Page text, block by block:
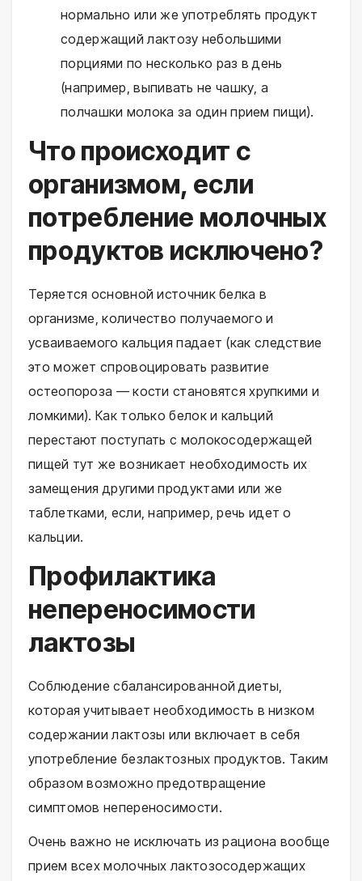
нормально или же употреблять продукт
содержащий лактозу небольшими
порциями по несколько раз в день
(например, выпивать не чашку, а
полчашки молока за один прием пищи).
Что происходит с
организмом, если
потребление молочных
продуктов исключено?
Теряется основной источник белка в
организме, количество получаемого и
усваиваемого кальция падает (как следствие
это может спровоцировать развитие
остеопороза — кости становятся хрупкими и
ломкими). Как только белок и кальций
перестают поступать с молокосодержащей
пищей тут же возникает необходимость их
замещения другими продуктами или же
таблетками, если, например, речь идет о
кальции.
Профилактика
непереносимости
лактозы
Соблюдение сбалансированной диеты,
которая учитывает необходимость в низком
содержании лактозы или включает в себя
употребление безлактозных продуктов. Таким
образом возможно предотвращение
симптомов непереносимости.
Очень важно не исключать из рациона вообще
прием всех молочных лактозосодержащих